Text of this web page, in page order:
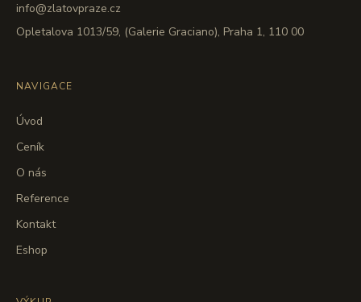
info@zlatovpraze.cz
Opletalova 1013/59, (Galerie Graciano), Praha 1, 110 00
NAVIGACE
Úvod
Ceník
O nás
Reference
Kontakt
Eshop